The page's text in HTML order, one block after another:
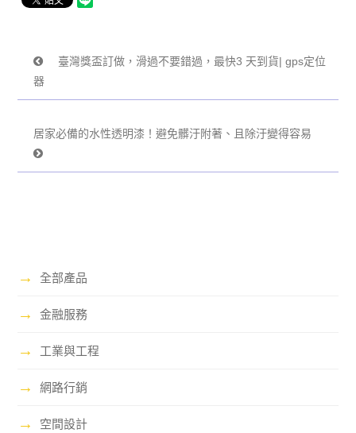
臺灣獎盃訂做，滑過不要錯過，最快3 天到貨| gps定位
器
居家必備的水性透明漆！避免髒汙附著、且除汙變得容易
→ 全部產品
→ 金融服務
→ 工業與工程
→ 網路行銷
→ 空間設計